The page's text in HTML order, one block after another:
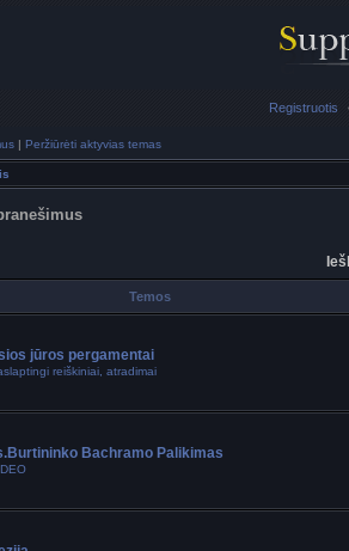
Registruotis
| Peržiūrėti aktyvias temas
Temos
jūros pergamentai
reiškiniai, atradimai
Bachramo Palikimas